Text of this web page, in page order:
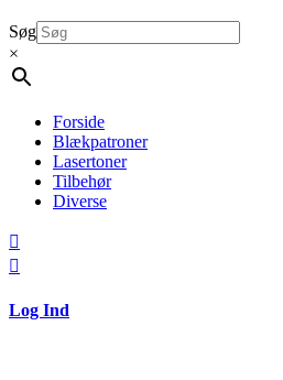
Søg
×
Forside
Blækpatroner
Lasertoner
Tilbehør
Diverse


Log Ind